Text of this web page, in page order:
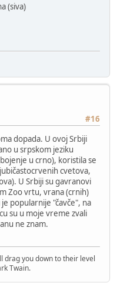
(siva)
#16
dopada. U ovoj Srbiji
u srpskom jeziku
u crno), koristila se
cvetova,
U Srbiji su gavranovi
Zoo vrtu, vrana (crnih)
popularnije "čavče", na
su u moje vreme zvali
ne znam.
drag you down to their level
Twain.